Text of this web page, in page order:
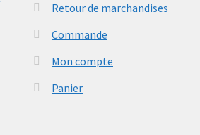
Retour de marchandises
Commande
Mon compte
Panier